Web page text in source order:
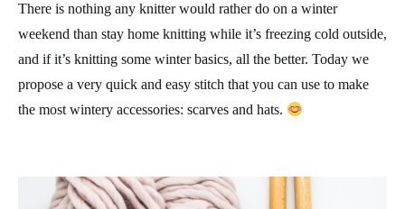
There is nothing any knitter would rather do on a winter
weekend than stay home knitting while it’s freezing cold outside,
and if it’s knitting some winter basics, all the better. Today we
propose a very quick and easy stitch that you can use to make
the most wintery accessories: scarves and hats.